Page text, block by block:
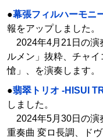
●幕張フィルハーモニ
報をアップしました。
2024年4月21日の演
ルメン」抜粋、チャ
愴」、を演奏します。
●翡翠トリオ -HISUI
しました。
2024年5月30日の演
重奏曲 変ロ長調、ド